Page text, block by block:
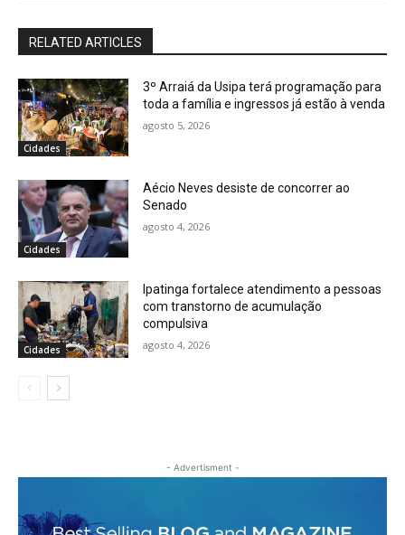
RELATED ARTICLES
Cidades
3º Arraiá da Usipa terá programação para
toda a família e ingressos já estão à venda
agosto 5, 2026
Cidades
Aécio Neves desiste de concorrer ao
Senado
agosto 4, 2026
Cidades
Ipatinga fortalece atendimento a pessoas
com transtorno de acumulação
compulsiva
agosto 4, 2026
- Advertisment -